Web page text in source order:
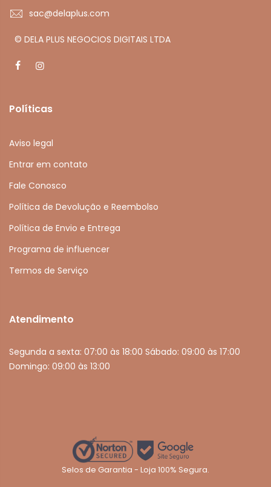
sac@delaplus.com
© DELA PLUS NEGOCIOS DIGITAIS LTDA
Políticas
Aviso legal
Entrar em contato
Fale Conosco
Política de Devolução e Reembolso
Política de Envio e Entrega
Programa de influencer
Termos de Serviço
Atendimento
Segunda a sexta: 07:00 às 18:00 Sábado: 09:00 às 17:00
Domingo: 09:00 às 13:00
Selos de Garantia - Loja 100% Segura.